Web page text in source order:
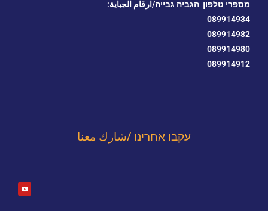
מספרי טלפון הגביה גבייה/ارقام الجباية:
089914934
089914982
089914980
089914912
עקבו אחרינו /شارك معنا